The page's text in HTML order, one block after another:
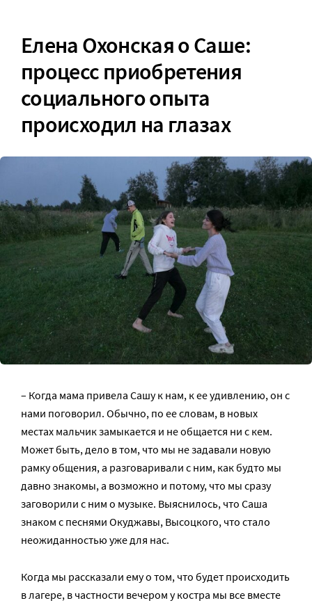
Елена Охонская о Саше:
процесс приобретения
социального опыта
происходил на глазах
– Когда мама привела Сашу к нам, к ее удивлению, он с
нами поговорил. Обычно, по ее словам, в новых
местах мальчик замыкается и не общается ни с кем.
Может быть, дело в том, что мы не задавали новую
рамку общения, а разговаривали с ним, как будто мы
давно знакомы, а возможно и потому, что мы сразу
заговорили с ним о музыке. Выяснилось, что Саша
знаком с песнями Окуджавы, Высоцкого, что стало
неожиданностью уже для нас.
Когда мы рассказали ему о том, что будет происходить
в лагере, в частности вечером у костра мы все вместе